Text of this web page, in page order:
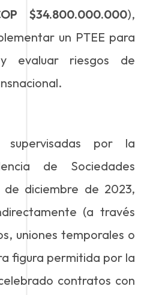
$34.800.000.000),
un PTEE para
evaluar riesgos de
supervisadas por la
de Sociedades
de diciembre de 2023,
(a través
uniones temporales o
figura permitida por la
contratos con